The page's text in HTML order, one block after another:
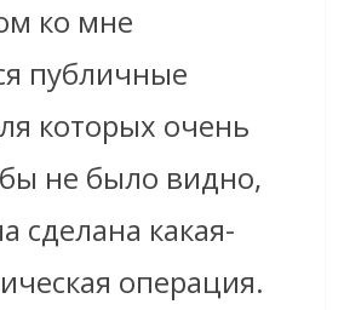
ко мне
публичные
которых очень
не было видно,
сделана какая-
операция.